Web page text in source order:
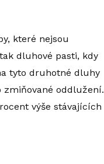
které nejsou
dluhové pasti, kdy
tyto druhotné dluhy
oddlužení.
výše stávajících